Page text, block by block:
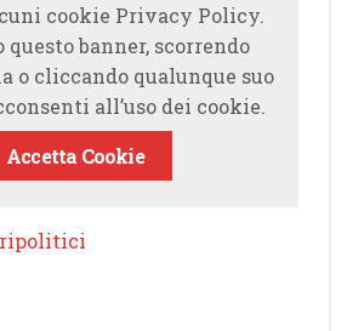
cookie Privacy Policy.
questo banner, scorrendo
o cliccando qualunque suo
all’uso dei cookie.
Accetta Cookie